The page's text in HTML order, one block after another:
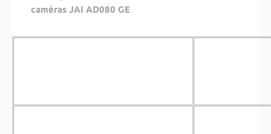
caméras JAI AD080 GE